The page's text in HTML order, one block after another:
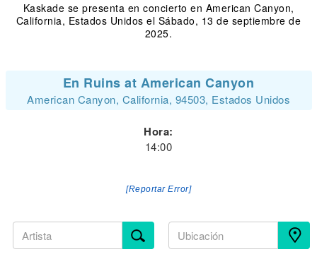
Kaskade se presenta en concierto en American Canyon,
California, Estados Unidos el Sábado, 13 de septiembre de
2025.
En Ruins at American Canyon
American Canyon, California, 94503, Estados Unidos
Hora:
14:00
[Reportar Error]